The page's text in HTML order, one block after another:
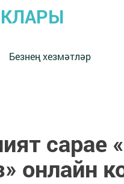
Безнең хезмәтләр
сарае